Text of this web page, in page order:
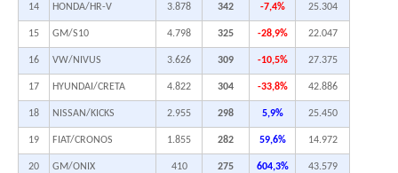
14 HONDA/HR-V 3.878 342 -7,4% 25.304
15 GM/S10 4.798 325 -28,9% 22.047
16 VW/NIVUS 3.626 309 -10,5% 27.375
17 HYUNDAI/CRETA 4.822 304 -33,8% 42.886
18 NISSAN/KICKS 2.955 298 5,9% 25.450
19 FIAT/CRONOS 1.855 282 59,6% 14.972
20 GM/ONIX 410 275 604,3% 43.579